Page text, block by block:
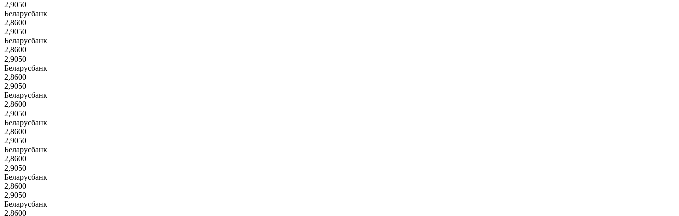
2,9050
Беларусбанк
2,8600
2,9050
Беларусбанк
2,8600
2,9050
Беларусбанк
2,8600
2,9050
Беларусбанк
2,8600
2,9050
Беларусбанк
2,8600
2,9050
Беларусбанк
2,8600
2,9050
Беларусбанк
2,8600
2,9050
Беларусбанк
2,8600